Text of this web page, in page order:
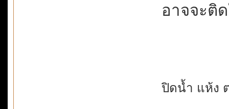
อาจจะติ
ปิดน้ำ แห้ง